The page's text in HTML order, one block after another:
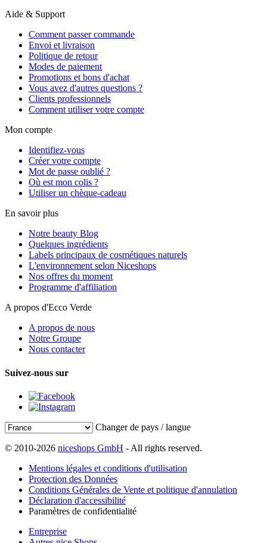
Aide & Support
Comment passer commande
Envoi et livraison
Politique de retour
Modes de paiement
Promotions et bons d'achat
Vous avez d'autres questions ?
Clients professionnels
Comment utiliser votre compte
Mon compte
Identifiez-vous
Créer votre compte
Mot de passe oublié ?
Où est mon colis ?
Utiliser un chèque-cadeau
En savoir plus
Notre beauty Blog
Quelques ingrédients
Labels principaux de cosmétiques naturels
L'environnement selon Niceshops
Nos offres du moment
Programme d'affiliation
A propos d'Ecco Verde
A propos de nous
Notre Groupe
Nous contacter
Suivez-nous sur
Changer de pays / langue
© 2010-2026 niceshops GmbH - All rights reserved.
Mentions légales et conditions d'utilisation
Protection des Données
Conditions Générales de Vente et politique d'annulation
Déclaration d'accessibilité
Paramètres de confidentialité
Entreprise